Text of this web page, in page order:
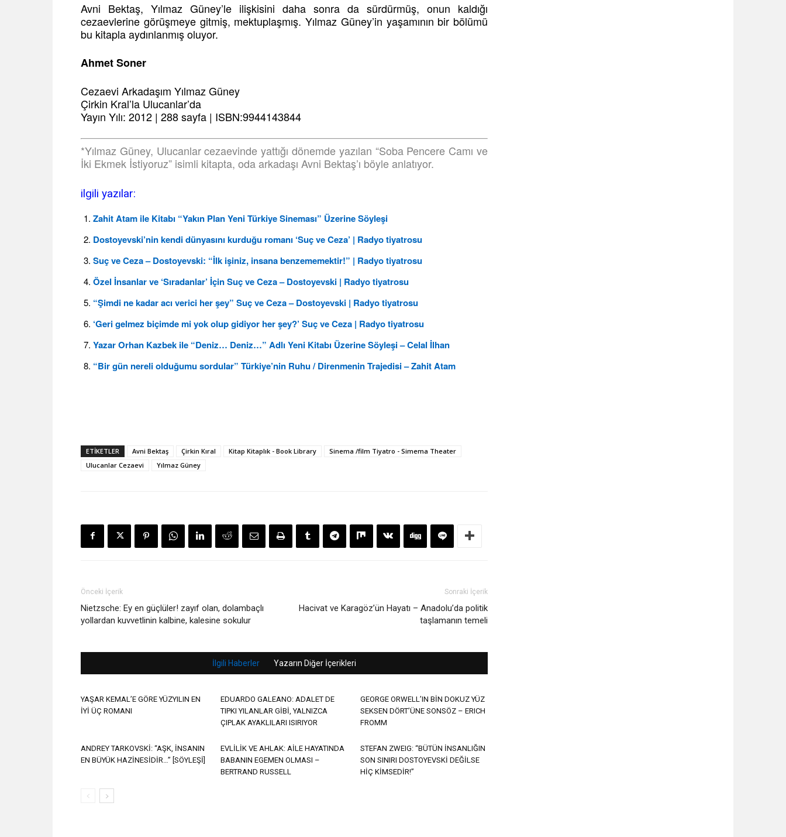
Avni Bektaş, Yılmaz Güney’le ilişkisini daha sonra da sürdürmüş, onun kaldığı
cezaevlerine görüşmeye gitmiş, mektuplaşmış. Yılmaz Güney’in yaşamının bir bölümü
bu kitapla aydınlanmış oluyor.
Ahmet Soner
Cezaevi Arkadaşım Yılmaz Güney
Çirkin Kral’la Ulucanlar’da
Yayın Yılı: 2012 | 288 sayfa | ISBN:9944143844
*Yılmaz Güney, Ulucanlar cezaevinde yattığı dönemde yazılan “Soba Pencere Camı ve
İki Ekmek İstiyoruz” isimli kitapta, oda arkadaşı Avni Bektaş’ı böyle anlatıyor.
ilgili yazılar:
Zahit Atam ile Kitabı “Yakın Plan Yeni Türkiye Sineması” Üzerine Söyleşi
Dostoyevski’nin kendi dünyasını kurduğu romanı ‘Suç ve Ceza’ | Radyo tiyatrosu
Suç ve Ceza – Dostoyevski: “İlk işiniz, insana benzememektir!” | Radyo tiyatrosu
Özel İnsanlar ve ‘Sıradanlar’ İçin Suç ve Ceza – Dostoyevski | Radyo tiyatrosu
“Şimdi ne kadar acı verici her şey” Suç ve Ceza – Dostoyevski | Radyo tiyatrosu
‘Geri gelmez biçimde mi yok olup gidiyor her şey?’ Suç ve Ceza | Radyo tiyatrosu
Yazar Orhan Kazbek ile “Deniz… Deniz…” Adlı Yeni Kitabı Üzerine Söyleşi – Celal İlhan
“Bir gün nereli olduğumu sordular” Türkiye’nin Ruhu / Direnmenin Trajedisi – Zahit Atam
ETIKETLER Avni Bektaş Çirkin Kıral Kitap Kitaplık - Book Library
Sinema /film Tiyatro - Simema Theater
Ulucanlar Cezaevi
Yılmaz Güney
Önceki İçerik
Nietzsche: Ey en güçlüler! zayıf olan, dolambaçlı
yollardan kuvvetlinin kalbine, kalesine sokulur
Sonraki İçerik
Hacivat ve Karagöz’ün Hayatı – Anadolu’da politik
taşlamanın temeli
İlgili Haberler Yazarın Diğer İçerikleri
YAŞAR KEMAL’E GÖRE YÜZYILIN EN
İYİ ÜÇ ROMANI
EDUARDO GALEANO: ADALET DE
TIPKI YILANLAR GİBİ, YALNIZCA
ÇIPLAK AYAKLILARI ISIRIYOR
GEORGE ORWELL’IN BİN DOKUZ YÜZ
SEKSEN DÖRT’ÜNE SONSÖZ – ERICH
FROMM
ANDREY TARKOVSKİ: “AŞK, İNSANIN
EN BÜYÜK HAZİNESİDİR…” [SÖYLEŞİ]
EVLİLİK VE AHLAK: AİLE HAYATINDA
BABANIN EGEMEN OLMASI –
BERTRAND RUSSELL
STEFAN ZWEIG: “BÜTÜN İNSANLIĞIN
SON SINIRI DOSTOYEVSKİ DEĞİLSE
HİÇ KİMSEDİR!”